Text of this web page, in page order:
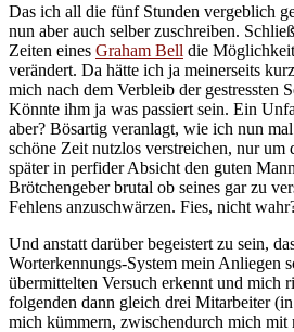
Das ich all die fünf Stunden vergeblich
nun aber auch selber zuschreiben.
Zeiten eines Graham Bell die
verändert. Da hätte ich ja meinerseits
mich nach dem Verbleib der gestressten
Könnte ihm ja was passiert sein. Ein
aber? Bösartig veranlagt, wie ich nun
schöne Zeit nutzlos verstreichen, nur um
später in perfider Absicht den guten
Brötchengeber brutal ob seines gar zu
Fehlens anzuschwärzen. Fies, nicht
Und anstatt darüber begeistert zu sein,
Worterkennungs-System mein Anliegen
übermittelten Versuch erkennt und mich
folgenden dann gleich drei Mitarbeiter
mich kümmern, zwischendurch mich mit